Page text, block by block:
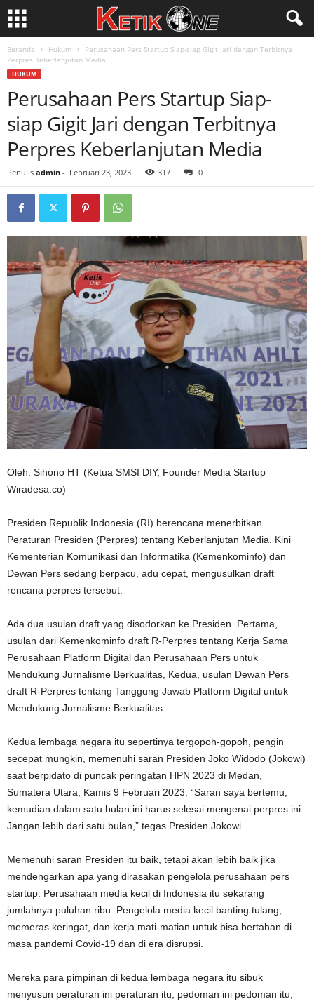
Beranda Hukum
Perusahaan Pers Startup Siap-siap Gigit Jari dengan Terbitnya
Perpres Keberlanjutan Media
HUKUM
Perusahaan Pers Startup Siap-
siap Gigit Jari dengan Terbitnya
Perpres Keberlanjutan Media
Penulis admin - Februari 23, 2023 317 0
Oleh: Sihono HT (Ketua SMSI DIY, Founder Media Startup
Wiradesa.co)
Presiden Republik Indonesia (RI) berencana menerbitkan
Peraturan Presiden (Perpres) tentang Keberlanjutan Media. Kini
Kementerian Komunikasi dan Informatika (Kemenkominfo) dan
Dewan Pers sedang berpacu, adu cepat, mengusulkan draft
rencana perpres tersebut.
Ada dua usulan draft yang disodorkan ke Presiden. Pertama,
usulan dari Kemenkominfo draft R-Perpres tentang Kerja Sama
Perusahaan Platform Digital dan Perusahaan Pers untuk
Mendukung Jurnalisme Berkualitas, Kedua, usulan Dewan Pers
draft R-Perpres tentang Tanggung Jawab Platform Digital untuk
Mendukung Jurnalisme Berkualitas.
Kedua lembaga negara itu sepertinya tergopoh-gopoh, pengin
secepat mungkin, memenuhi saran Presiden Joko Widodo (Jokowi)
saat berpidato di puncak peringatan HPN 2023 di Medan,
Sumatera Utara, Kamis 9 Februari 2023. “Saran saya bertemu,
kemudian dalam satu bulan ini harus selesai mengenai perpres ini.
Jangan lebih dari satu bulan,” tegas Presiden Jokowi.
Memenuhi saran Presiden itu baik, tetapi akan lebih baik jika
mendengarkan apa yang dirasakan pengelola perusahaan pers
startup. Perusahaan media kecil di Indonesia itu sekarang
jumlahnya puluhan ribu. Pengelola media kecil banting tulang,
memeras keringat, dan kerja mati-matian untuk bisa bertahan di
masa pandemi Covid-19 dan di era disrupsi.
Mereka para pimpinan di kedua lembaga negara itu sibuk
menyusun peraturan ini peraturan itu, pedoman ini pedoman itu,